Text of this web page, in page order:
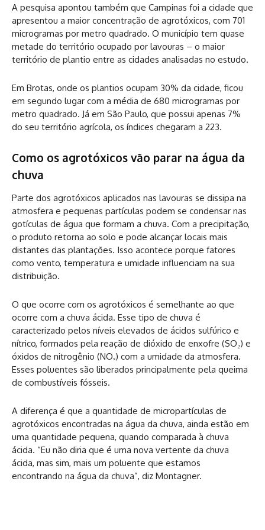
A pesquisa apontou também que Campinas foi a cidade que
apresentou a maior concentração de agrotóxicos, com 701
microgramas por metro quadrado. O município tem quase
metade do território ocupado por lavouras – o maior
território de plantio entre as cidades analisadas no estudo.
Em Brotas, onde os plantios ocupam 30% da cidade, ficou
em segundo lugar com a média de 680 microgramas por
metro quadrado. Já em São Paulo, que possui apenas 7%
do seu território agrícola, os índices chegaram a 223.
Como os agrotóxicos vão parar na água da
chuva
Parte dos agrotóxicos aplicados nas lavouras se dissipa na
atmosfera e pequenas partículas podem se condensar nas
gotículas de água que formam a chuva. Com a precipitação,
o produto retorna ao solo e pode alcançar locais mais
distantes das plantações. Isso acontece porque fatores
como vento, temperatura e umidade influenciam na sua
distribuição.
O que ocorre com os agrotóxicos é semelhante ao que
ocorre com a chuva ácida. Esse tipo de chuva é
caracterizado pelos níveis elevados de ácidos sulfúrico e
nítrico, formados pela reação de dióxido de enxofre (SO₂) e
óxidos de nitrogênio (NOₓ) com a umidade da atmosfera.
Esses poluentes são liberados principalmente pela queima
de combustíveis fósseis.
A diferença é que a quantidade de micropartículas de
agrotóxicos encontradas na água da chuva, ainda estão em
uma quantidade pequena, quando comparada à chuva
ácida. “Eu não diria que é uma nova vertente da chuva
ácida, mas sim, mais um poluente que estamos
encontrando na água da chuva”, diz Montagner.